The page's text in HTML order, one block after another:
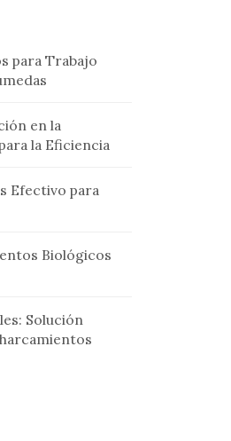
para Trabajo
en la
la Eficiencia
Efectivo para
Biológicos
Solución